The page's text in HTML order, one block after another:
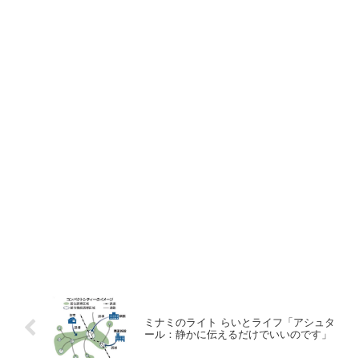
ミナミのライト らいとライフ「アシュタ
ール：静かに伝えるだけでいいのです」